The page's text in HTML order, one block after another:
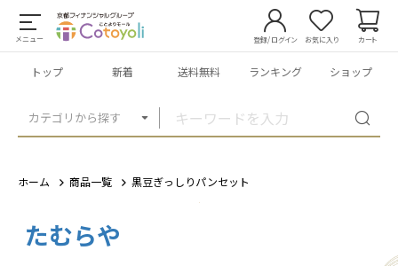
メニュー
カテゴリから探す
登録/ログイン お気に入り カート
トップ 新着 送料無料 ランキング ショップ
ホーム 商品一覧 黒豆ぎっしりパンセット
たむらや